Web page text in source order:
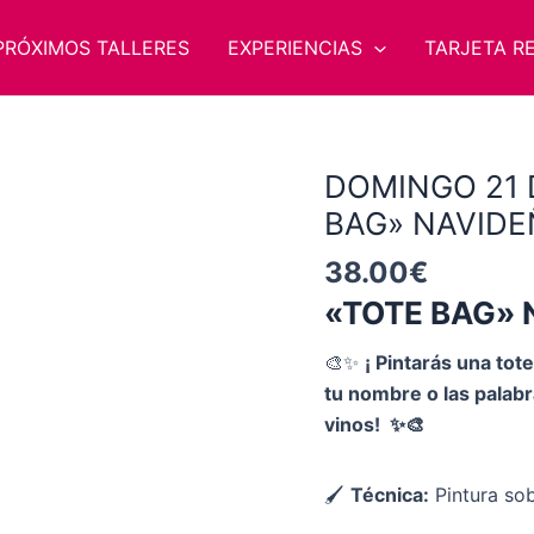
TALLERES EXPERIENCIAS TARJETA
DOMINGO 21
BAG»
38.00€
«TOTE BAG»
🎨✨ ¡ Pintarás una
tu nombre o las
vinos! ✨🎨
🖌 Técnica: Pintura
DOMINGO
21
11:30h
"TOTE
NAVIDEÑA
(CASTELLÓN)
cantidad